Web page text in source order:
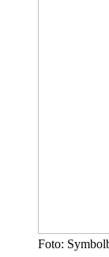
Foto: